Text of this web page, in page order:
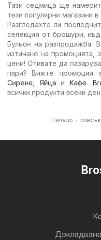
Тази седмица ще
тези популярни магазини
Разгледахте ли
селекция от брошури,
Бульон на разпродажба:
изтичане на промоцията,
цени! Отивате да
пари? Вижте промоции
Сирене
Яйца и Кафе.
всички продукти всеки ден.
Начало